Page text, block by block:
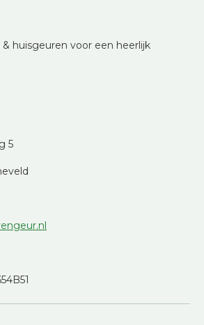
huisgeuren voor een heerlijk
5